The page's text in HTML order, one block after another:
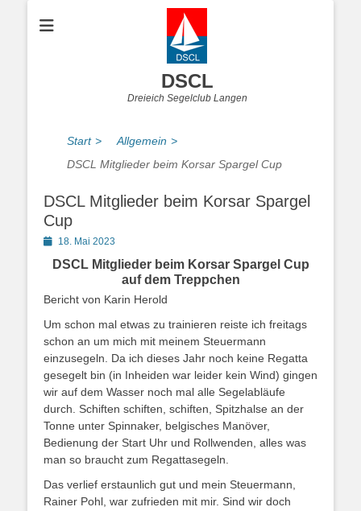
DSCL
Dreieich Segelclub Langen
Start > Allgemein >
DSCL Mitglieder beim Korsar Spargel Cup
DSCL Mitglieder beim Korsar Spargel
Cup
Posted18. Mai 2023
DSCL Mitglieder beim Korsar Spargel Cup
auf dem Treppchen
Bericht von Karin Herold
Um schon mal etwas zu trainieren reiste ich freitags
schon an um mich mit meinem Steuermann
einzusegeln. Da ich dieses Jahr noch keine Regatta
gesegelt bin (in Inheiden war leider kein Wind) gingen
wir auf dem Wasser noch mal alle Segelabläufe
durch. Schiften schiften, schiften, Spitzhalse an der
Tonne unter Spinnaker, belgisches Manöver,
Bedienung der Start Uhr und Rollwenden, alles was
man so braucht zum Regattasegeln.
Das verlief erstaunlich gut und mein Steuermann,
Rainer Pohl, war zufrieden mit mir. Sind wir doch